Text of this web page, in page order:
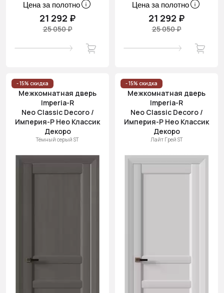
Цена за полотно
21 292 ₽
25 050 ₽
Цена за полотно
21 292 ₽
25 050 ₽
- 15% скидка
Межкомнатная дверь
Imperia-R
Neo Classic Decoro /
Империя-Р Нео Классик
Декоро
Тёмный серый ST
- 15% скидка
Межкомнатная дверь
Imperia-R
Neo Classic Decoro /
Империя-Р Нео Классик
Декоро
Лайт Грей ST